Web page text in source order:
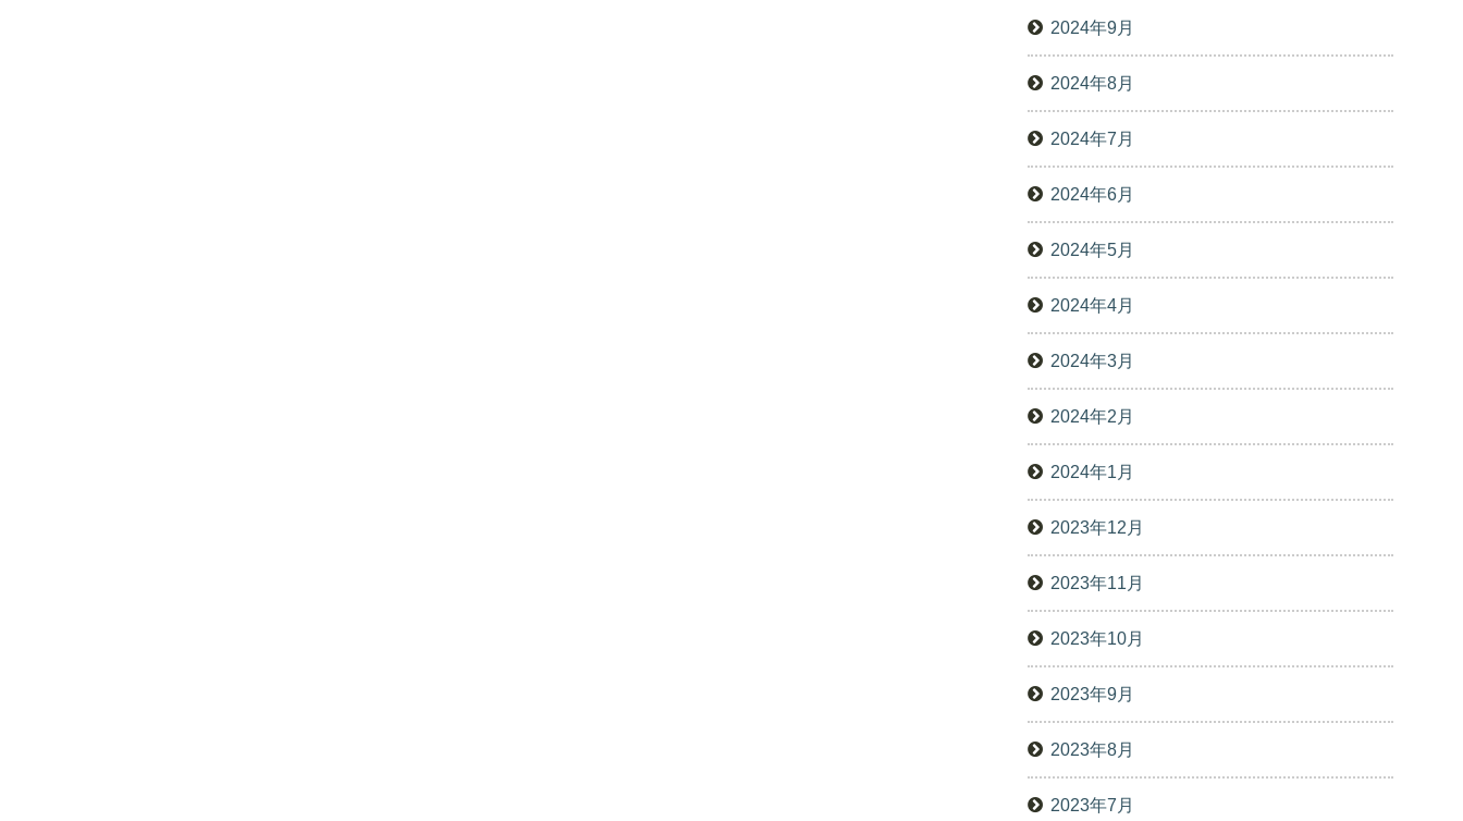
2024年9月
2024年8月
2024年7月
2024年6月
2024年5月
2024年4月
2024年3月
2024年2月
2024年1月
2023年12月
2023年11月
2023年10月
2023年9月
2023年8月
2023年7月